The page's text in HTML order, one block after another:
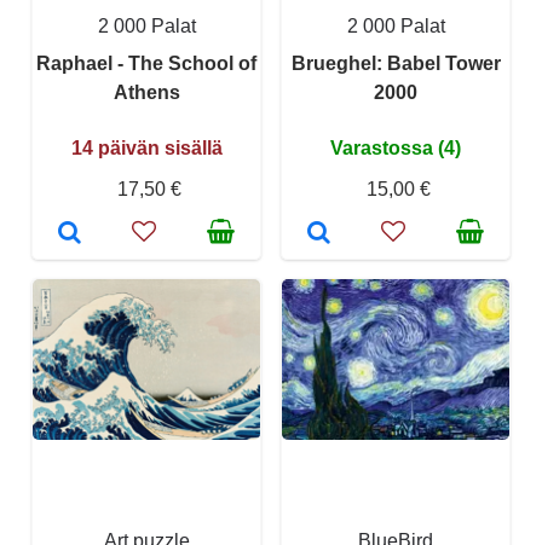
2 000 Palat
Raphael - The School of
Athens
14 päivän sisällä
17,50 €
2 000 Palat
Brueghel: Babel Tower
2000
Varastossa (4)
15,00 €
Art puzzle
BlueBird